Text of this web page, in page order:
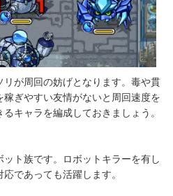
が周回の妨げとなります。毒や貫
ぎやすい友情がないと周回速度を
キャラを編成しておきましょう。
ト族です。ロボットキラーを有し
であっても活躍します。